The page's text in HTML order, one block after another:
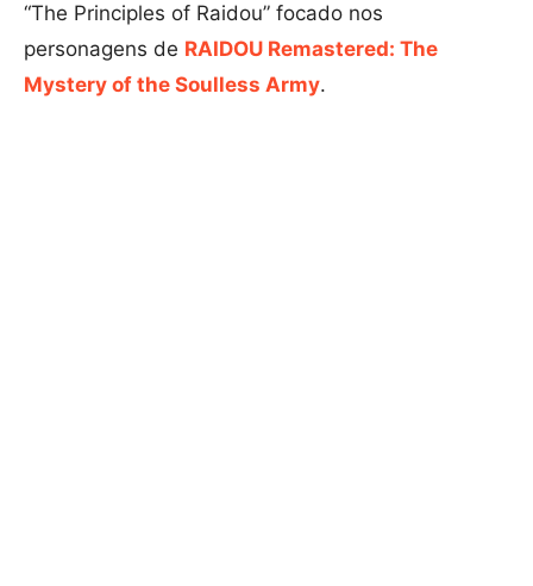
“The Principles of Raidou” focado nos
personagens de RAIDOU Remastered: The
Mystery of the Soulless Army.